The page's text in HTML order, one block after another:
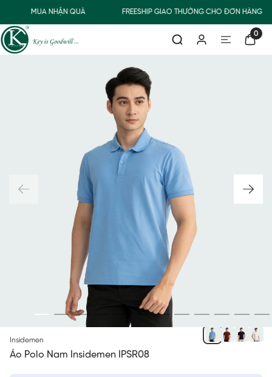
MUA NHẬN QUÀ FREESHIP GIAO THƯỜNG CHO ĐƠN HÀNG
0
Insidemen
Áo Polo Nam Insidemen IPSR08